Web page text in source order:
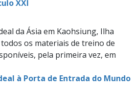
XXI
da Ásia em Kaohsiung, Ilha
os materiais de treino de
pela primeira vez, em
à Porta de Entrada do Mundo